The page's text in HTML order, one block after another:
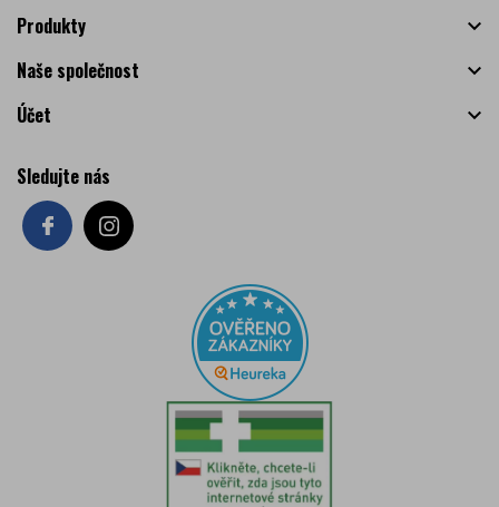
Produkty

Naše společnost

Účet

Sledujte nás